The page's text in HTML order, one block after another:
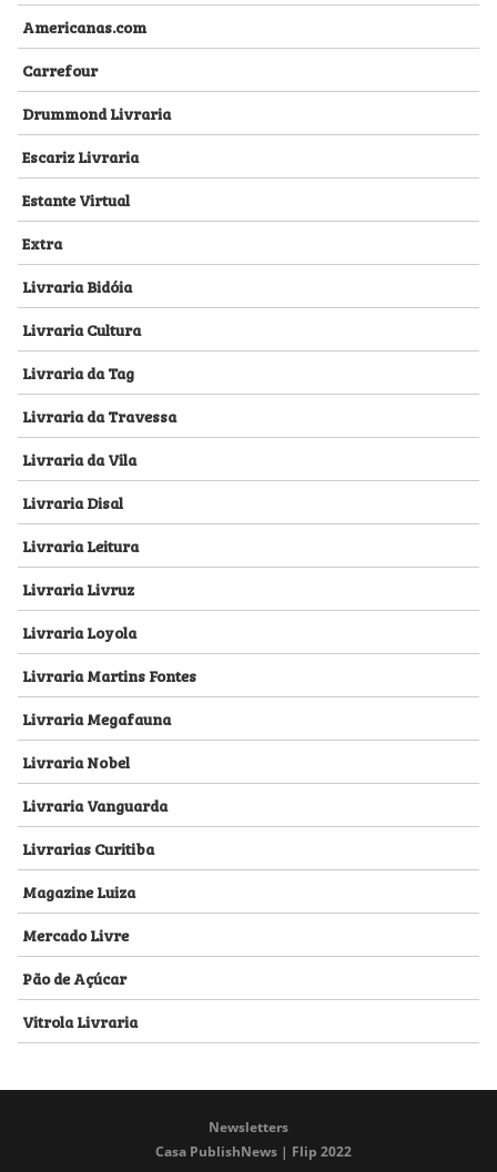
Americanas.com
Carrefour
Drummond Livraria
Escariz Livraria
Estante Virtual
Extra
Livraria Bidóia
Livraria Cultura
Livraria da Tag
Livraria da Travessa
Livraria da Vila
Livraria Disal
Livraria Leitura
Livraria Livruz
Livraria Loyola
Livraria Martins Fontes
Livraria Megafauna
Livraria Nobel
Livraria Vanguarda
Livrarias Curitiba
Magazine Luiza
Mercado Livre
Pão de Açúcar
Vitrola Livraria
Newsletters
Casa PublishNews | Flip 2022